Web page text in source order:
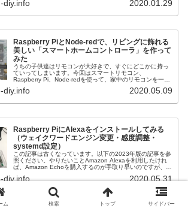
できるのですが、独自のプ...
diy.info 2020.01.29
Raspberry PiとNode-redで、リビングに飾れる
美しい「スマートホームコントローラ」を作って
みた
うちの子供達はリモコンが大好きで、すぐにどこかに持っ
ていってしまいます。今回はスマートリモコン、
Raspberry Pi、Node-redを使って、家中のリモコンを一つ
ーラを作ってみたいと思います。
diy.info 2020.05.09
Raspberry PiにAlexaをインストールしてみる
（ウェイクワードエンジン変更・感度調整・
systemd設定）
この記事は古くなっています。以下の2023年版の記事を参
照ください。やりたいことAmazon Alexaを利用したけれ
ば、Amazon Echoを購入するのが手取り早いのですが、
で...
diy.info 2020.05.31
ム 検索 トップ サイドバー